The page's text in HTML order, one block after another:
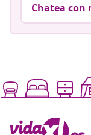
Chatea con